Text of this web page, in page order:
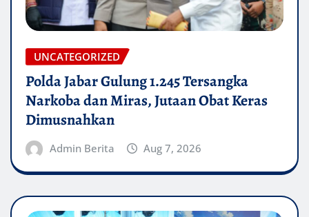
UNCATEGORIZED
Polda Jabar Gulung 1.245 Tersangka
Narkoba dan Miras, Jutaan Obat Keras
Dimusnahkan
Admin Berita Aug 7, 2026